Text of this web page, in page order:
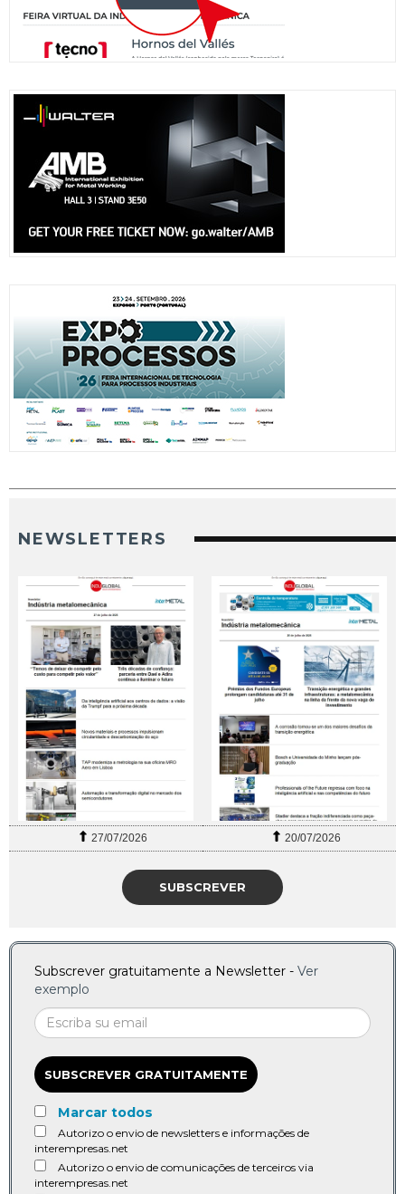
NEWSLETTERS
27/07/2026 20/07/2026
SUBSCREVER
Subscrever gratuitamente a Newsletter - Ver
exemplo
SUBSCREVER GRATUITAMENTE
Marcar todos
Autorizo o envio de newsletters e informações de
interempresas.net
Autorizo o envio de comunicações de terceiros via
interempresas.net